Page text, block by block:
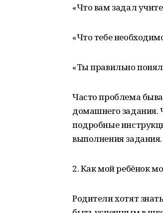
«Что вам задал
«Что тебе
«Ты правильно
Часто проблема
домашнего задания.
подробные
выполнения задания.
2. Как мой ребёнок
Родители хотят